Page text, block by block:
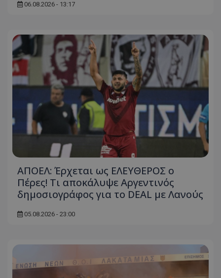
06.08.2026 - 13:17
ΑΠΟΕΛ: Έρχεται ως ΕΛΕΥΘΕΡΟΣ ο
Πέρες! Τι αποκάλυψε Αργεντινός
δημοσιογράφος για το DEAL με Λανούς
05.08.2026 - 23:00